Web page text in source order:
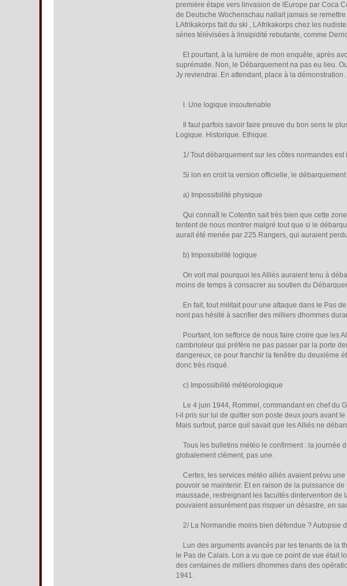
première étape vers linvasion de lEurope par
de Deutsche Wochenschau nallait jamais se
LAfrikakorps fait du ski , LAfrikakorps chez les
séries télévisées à linsipidité rebutante, comme
Et pourtant, à la lumière de mon enquête, après
suprématie. Non, le Débarquement na pas eu lieu.
Jy reviendrai. En attendant, place à la démonstration.
I. Une logique insoutenable
Il faut parfois savoir faire preuve du bon sens le
Logique. Historique. Ethique.
1/ Tout débarquement sur les côtes normandes est
Si lon en croit la version officielle, le
a) Impossibilité physique
Qui connaît le Cotentin sait très bien que cette
tentent de nous montrer malgré tout que si le
aurait été menée par 225 Rangers, qui auraient
b) Impossibilité logique
On voit mal pourquoi les Alliés auraient tenu à
moins de temps à consacrer au soutien du
En fait, tout militait pour une attaque dans le Pas
nont pas hésité à sacrifier des milliers dhommes
Pourtant, lon sefforce de nous faire croire que les
cambrioleur qui préfère ne pas passer par la porte
dangereux, ce pour franchir la fenêtre du deuxième
donc très risqué.
c) Impossibilité météorologique
Le 4 juin 1944, Rommel, commandant en chef du
t-il pris sur lui de quitter son poste deux jours avant
Mais surtout, parce quil savait que les Alliés ne
Tous les bulletins météo le confirment : la journée
globalement clément, pas une.
Certes, les services météo alliés avaient prévu une
pouvoir se maintenir. Et en raison de la puissance
maussade, restreignant les facultés dintervention de
pouvaient assurément pas risquer un désastre, en
2/ La Normandie moins bien défendue ? Autopsie
Lun des arguments avancés par les tenants de la
le Pas de Calais. Lon a vu que ce point de vue
des centaines de milliers dhommes dans des
1941.